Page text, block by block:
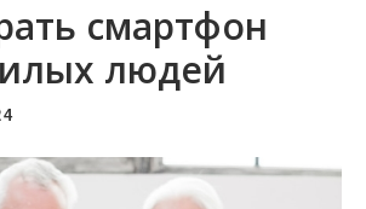
смартфон
людей